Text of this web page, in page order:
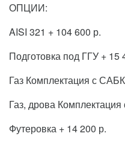
ОПЦИИ:
AISI 321 + 104 600 р.
Подготовка под ГГУ + 15
Газ Комплектация с
Газ, дрова Комплектация
Футеровка + 14 200 р.